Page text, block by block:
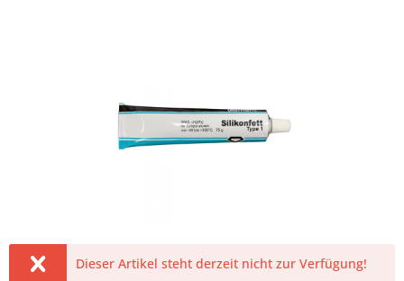
Dieser Artikel steht derzeit nicht zur Verfügung!